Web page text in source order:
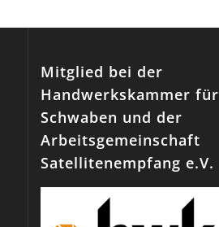
Mitglied bei der
Handwerkskammer für
Schwaben und der
Arbeitsgemeinschaft
Satellitenempfang e.V.